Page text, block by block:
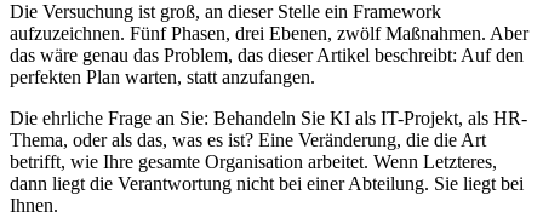
Die Versuchung ist groß, an dieser Stelle ein Framework
aufzuzeichnen. Fünf Phasen, drei Ebenen, zwölf Maßnahmen. Aber
das wäre genau das Problem, das dieser Artikel beschreibt: Auf den
perfekten Plan warten, statt anzufangen.
Die ehrliche Frage an Sie: Behandeln Sie KI als IT-Projekt, als HR-
Thema, oder als das, was es ist? Eine Veränderung, die die Art
betrifft, wie Ihre gesamte Organisation arbeitet. Wenn Letzteres,
dann liegt die Verantwortung nicht bei einer Abteilung. Sie liegt bei
Ihnen.